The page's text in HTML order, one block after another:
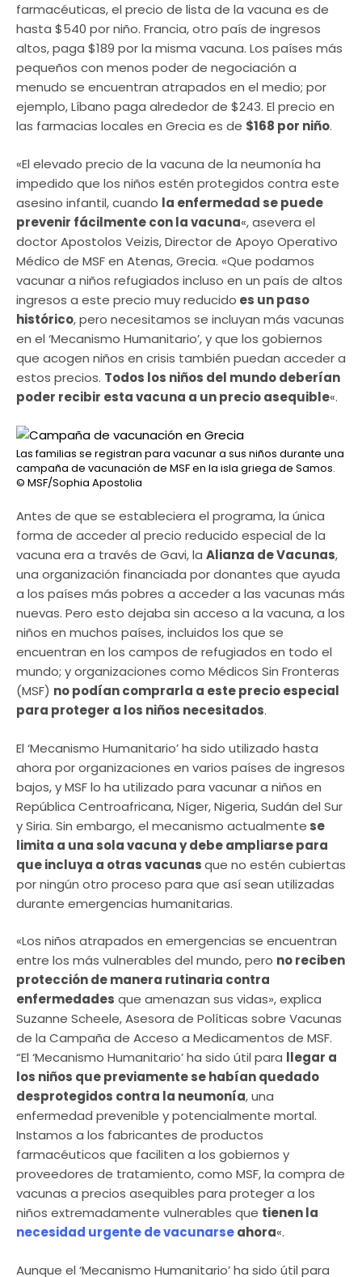
farmacéuticas, el precio de lista de la vacuna es de
hasta $540 por niño. Francia, otro país de ingresos
altos, paga $189 por la misma vacuna. Los países más
pequeños con menos poder de negociación a
menudo se encuentran atrapados en el medio; por
ejemplo, Líbano paga alrededor de $243. El precio en
las farmacias locales en Grecia es de $168 por niño.
«El elevado precio de la vacuna de la neumonía ha
impedido que los niños estén protegidos contra este
asesino infantil, cuando la enfermedad se puede
prevenir fácilmente con la vacuna«, asevera el
doctor Apostolos Veizis, Director de Apoyo Operativo
Médico de MSF en Atenas, Grecia. «Que podamos
vacunar a niños refugiados incluso en un país de altos
ingresos a este precio muy reducido es un paso
histórico, pero necesitamos se incluyan más vacunas
en el ‘Mecanismo Humanitario’, y que los gobiernos
que acogen niños en crisis también puedan acceder a
estos precios. Todos los niños del mundo deberían
poder recibir esta vacuna a un precio asequible«.
Las familias se registran para vacunar a sus niños durante una
campaña de vacunación de MSF en la isla griega de Samos.
© MSF/Sophia Apostolia
Antes de que se estableciera el programa, la única
forma de acceder al precio reducido especial de la
vacuna era a través de Gavi, la Alianza de Vacunas,
una organización financiada por donantes que ayuda
a los países más pobres a acceder a las vacunas más
nuevas. Pero esto dejaba sin acceso a la vacuna, a los
niños en muchos países, incluidos los que se
encuentran en los campos de refugiados en todo el
mundo; y organizaciones como Médicos Sin Fronteras
(MSF) no podían comprarla a este precio especial
para proteger a los niños necesitados.
El ‘Mecanismo Humanitario’ ha sido utilizado hasta
ahora por organizaciones en varios países de ingresos
bajos, y MSF lo ha utilizado para vacunar a niños en
República Centroafricana, Níger, Nigeria, Sudán del Sur
y Siria. Sin embargo, el mecanismo actualmente se
limita a una sola vacuna y debe ampliarse para
que incluya a otras vacunasque no estén cubiertas
por ningún otro proceso para que así sean utilizadas
durante emergencias humanitarias.
«Los niños atrapados en emergencias se encuentran
entre los más vulnerables del mundo, pero no reciben
protección de manera rutinaria contra
enfermedades que amenazan sus vidas», explica
Suzanne Scheele, Asesora de Políticas sobre Vacunas
de la Campaña de Acceso a Medicamentos de MSF.
“El ‘Mecanismo Humanitario’ ha sido útil para llegar a
los niños que previamente se habían quedado
desprotegidos contra la neumonía, una
enfermedad prevenible y potencialmente mortal.
Instamos a los fabricantes de productos
farmacéuticos que faciliten a los gobiernos y
proveedores de tratamiento, como MSF, la compra de
vacunas a precios asequibles para proteger a los
niños extremadamente vulnerables que tienen la
necesidad urgente de vacunarseahora«.
Aunque el ‘Mecanismo Humanitario’ ha sido útil para